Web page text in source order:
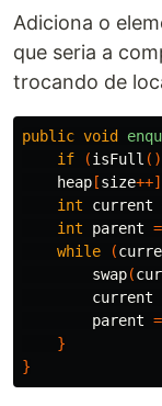
Adiciona o
que seria a
trocando de
public void
if
(isFull
heap [size++]
int
current
int
parent =
while
(
swap(
current
parent =
}
}